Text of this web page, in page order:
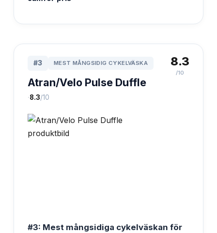
#3 MEST MÅNGSIDIG CYKELVÄSKA
Atran/Velo Pulse Duffle
·8.3/10
8.3
/10
#3: Mest mångsidiga cykelväskan för